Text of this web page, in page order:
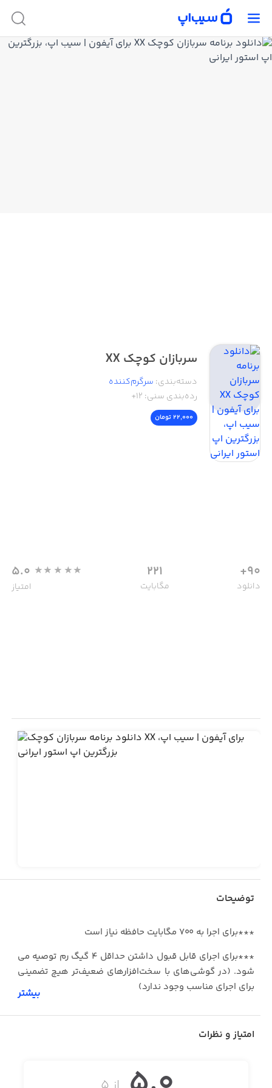
سربازان کوچک XX
دسته‌بندی: سرگرم‌کننده
رده‌بندی سنی: ۱۲+
22,000 تومان
90+
دانلود
221
مگابایت
5.0
امتیاز
توضیحات
***برای اجرا به ۷۰۰ مگابایت حافظه‌ نیاز است
***برای اجرای قابل قبول داشتن حداقل ۴ گیگ رم توصیه می
شود. (در گوشی‌های با سخت‌افزارهای ضعیف‌تر هیچ تضمینی
برای اجرای مناسب وجود ندارد)
ارتش شورشی جدید و بهبود یافته‌اش بازمی‌گردند. با سبک و
بیشتر
امتیاز و نظرات